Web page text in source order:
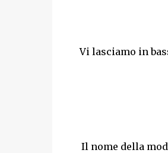
Vi lasciamo in
Il nome della